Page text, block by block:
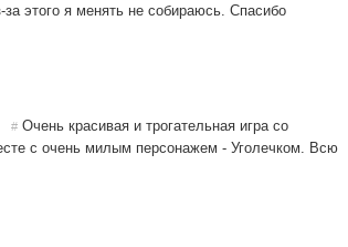
этого я менять не собираюсь. Спасибо
# Очень красивая и трогательная игра со
с очень милым персонажем - Уголечком. Всю